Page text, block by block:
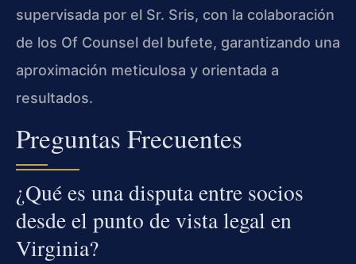
supervisada por el Sr. Sris, con la colaboración
de los Of Counsel del bufete, garantizando una
aproximación meticulosa y orientada a
resultados.
Preguntas Frecuentes
¿Qué es una disputa entre socios
desde el punto de vista legal en
Virginia?